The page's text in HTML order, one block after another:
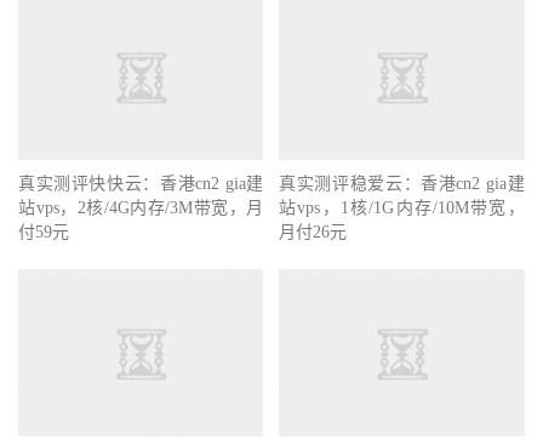
真实测评快快云：香港cn2 gia建
站vps，2核/4G内存/3M带宽，月
付59元
真实测评稳爱云：香港cn2 gia建
站vps，1核/1G内存/10M带宽，
月付26元